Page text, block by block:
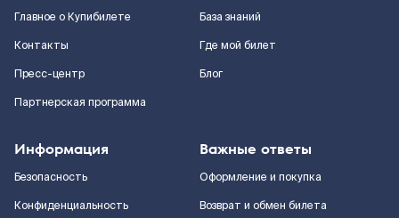
Главное о Купибилете
Контакты
Пресс-центр
Партнерская программа
База знаний
Где мой билет
Блог
Информация
Безопасность
Конфиденциальность
Важные ответы
Оформление и покупка
Возврат и обмен билета